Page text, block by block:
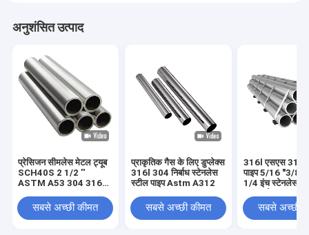
अनुशंसित उत्पाद
प्रेसिजन सीमलेस मेटल ट्यूब
SCH40S 2 1/2 ''
ASTM A53 304 316L
सबसे अच्छी कीमत
प्राकृतिक गैस के लिए डुप्लेक्स
316l 304 निर्बाध स्टेनलेस
स्टील पाइप Astm A312
सबसे अच्छी कीमत
316l एसएस 316
पाइप 5/16 "3/8"
1/4 इंच स्टेनलेस
सबसे अच्छी